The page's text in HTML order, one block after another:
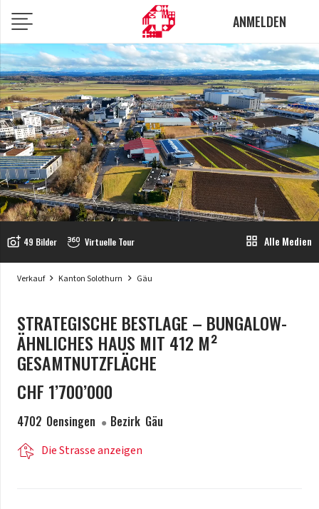
ANMELDEN
add_a_photo 49 Bilder Virtuelle Tour grid_view Alle Medien
Verkauf Kanton Solothurn Gäu
STRATEGISCHE BESTLAGE – BUNGALOW-
ÄHNLICHES HAUS MIT 412 M²
GESAMTNUTZFLÄCHE
CHF 1’700’000
4702 Oensingen Bezirk Gäu
Die Strasse anzeigen